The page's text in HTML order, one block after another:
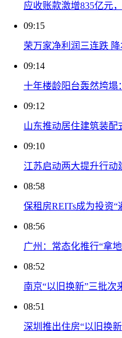
应收账款激增835亿元
09:15
荣万家净利润三连跌
09:14
十年楼龄阳台轰然垮塌
09:12
山东推动居住建筑装配
09:10
江苏启动两大提升行动
08:58
保租房REITs成为投资“
08:56
广州：常态化推行“拿
08:52
南京“以旧换新”三批次
08:51
深圳推出住房“以旧换